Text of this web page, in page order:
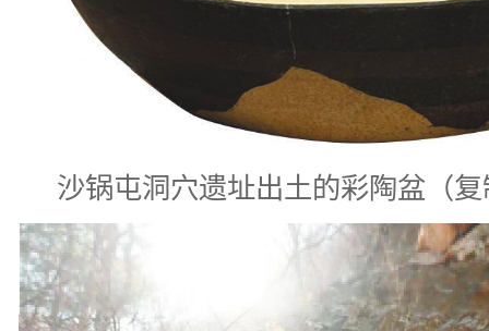
沙锅屯洞穴遗址出土的彩陶盆（复